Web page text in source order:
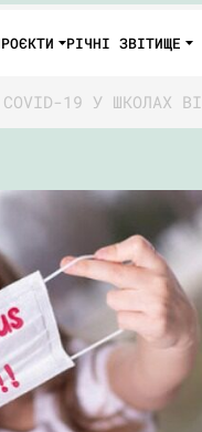
РІЧНІ ЗВІТИЩЕ
19 У ШКОЛАХ